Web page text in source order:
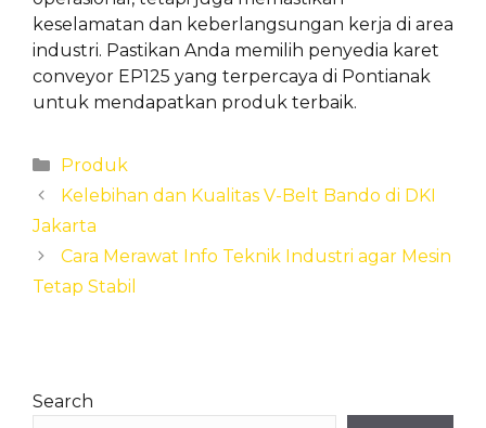
keselamatan dan keberlangsungan kerja di area
industri. Pastikan Anda memilih penyedia karet
conveyor EP125 yang terpercaya di Pontianak
untuk mendapatkan produk terbaik.
Categories
Produk
Kelebihan dan Kualitas V-Belt Bando di DKI
Jakarta
Cara Merawat Info Teknik Industri agar Mesin
Tetap Stabil
Search